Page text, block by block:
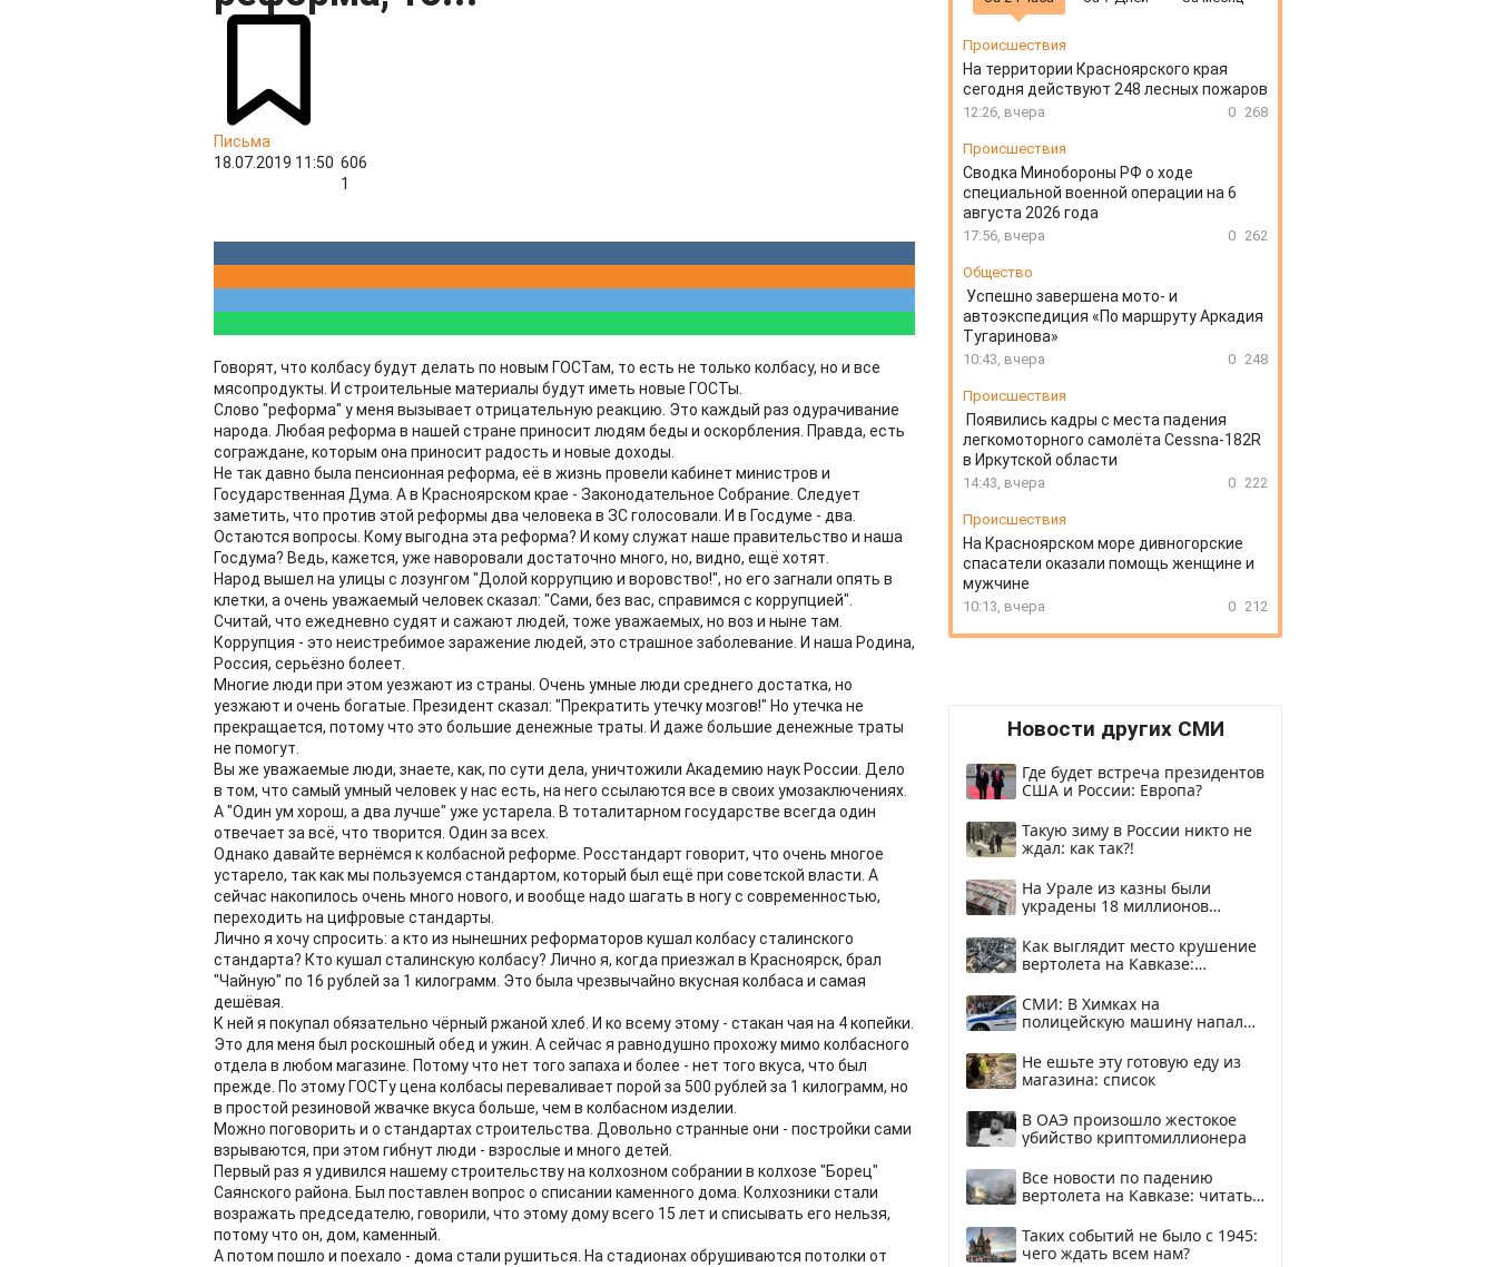
Письма
18.07.2019 11:50 606
1
Говорят, что колбасу будут делать по новым ГОСТам, то есть не только колбасу, но и все
мясопродукты. И строительные материалы будут иметь новые ГОСТы.
Слово "реформа" у меня вызывает отрицательную реакцию. Это каждый раз одурачивание
народа. Любая реформа в нашей стране приносит людям беды и оскорбления. Правда, есть
сограждане, которым она приносит радость и новые доходы.
Не так давно была пенсионная реформа, её в жизнь провели кабинет министров и
Государственная Дума. А в Красноярском крае - Законодательное Собрание. Следует
заметить, что против этой реформы два человека в ЗС голосовали. И в Госдуме - два.
Остаются вопросы. Кому выгодна эта реформа? И кому служат наше правительство и наша
Госдума? Ведь, кажется, уже наворовали достаточно много, но, видно, ещё хотят.
Народ вышел на улицы с лозунгом "Долой коррупцию и воровство!", но его загнали опять в
клетки, а очень уважаемый человек сказал: "Сами, без вас, справимся с коррупцией".
Считай, что ежедневно судят и сажают людей, тоже уважаемых, но воз и ныне там.
Коррупция - это неистребимое заражение людей, это страшное заболевание. И наша Родина,
Россия, серьёзно болеет.
Многие люди при этом уезжают из страны. Очень умные люди среднего достатка, но
уезжают и очень богатые. Президент сказал: "Прекратить утечку мозгов!" Но утечка не
прекращается, потому что это большие денежные траты. И даже большие денежные траты
не помогут.
Вы же уважаемые люди, знаете, как, по сути дела, уничтожили Академию наук России. Дело
в том, что самый умный человек у нас есть, на него ссылаются все в своих умозаключениях.
А "Один ум хорош, а два лучше" уже устарела. В тоталитарном государстве всегда один
отвечает за всё, что творится. Один за всех.
Однако давайте вернёмся к колбасной реформе. Росстандарт говорит, что очень многое
устарело, так как мы пользуемся стандартом, который был ещё при советской власти. А
сейчас накопилось очень много нового, и вообще надо шагать в ногу с современностью,
переходить на цифровые стандарты.
Лично я хочу спросить: а кто из нынешних реформаторов кушал колбасу сталинского
стандарта? Кто кушал сталинскую колбасу? Лично я, когда приезжал в Красноярск, брал
"Чайную" по 16 рублей за 1 килограмм. Это была чрезвычайно вкусная колбаса и самая
дешёвая.
К ней я покупал обязательно чёрный ржаной хлеб. И ко всему этому - стакан чая на 4 копейки.
Это для меня был роскошный обед и ужин. А сейчас я равнодушно прохожу мимо колбасного
отдела в любом магазине. Потому что нет того запаха и более - нет того вкуса, что был
прежде. По этому ГОСТу цена колбасы переваливает порой за 500 рублей за 1 килограмм, но
в простой резиновой жвачке вкуса больше, чем в колбасном изделии.
Можно поговорить и о стандартах строительства. Довольно странные они - постройки сами
взрываются, при этом гибнут люди - взрослые и много детей.
Первый раз я удивился нашему строительству на колхозном собрании в колхозе "Борец"
Саянского района. Был поставлен вопрос о списании каменного дома. Колхозники стали
возражать председателю, говорили, что этому дому всего 15 лет и списывать его нельзя,
потому что он, дом, каменный.
А потом пошло и поехало - дома стали рушиться. На стадионах обрушиваются потолки от
Происшествия
На территории Красноярского края
сегодня действуют 248 лесных пожаров
12:26, вчера 0 268
Происшествия
Сводка Минобороны РФ о ходе
специальной военной операции на 6
августа 2026 года
17:56, вчера 0 262
Общество
Успешно завершена мото- и
автоэкспедиция «По маршруту Аркадия
Тугаринова»
10:43, вчера 0 248
Происшествия
Появились кадры с места падения
легкомоторного самолёта Cessna-182R
в Иркутской области
14:43, вчера 0 222
Происшествия
На Красноярском море дивногорские
спасатели оказали помощь женщине и
мужчине
10:13, вчера 0 212
Новости других СМИ
Где будет встреча президентов
США и России: Европа?
Такую зиму в России никто не
ждал: как так?!
На Урале из казны были
украдены 18 миллионов
Как выглядит место крушение
вертолета на Кавказе:
СМИ: В Химках на
полицейскую машину напали
Не ешьте эту готовую еду из
магазина: список
В ОАЭ произошло жестокое
убийство криптомиллионера
Все новости по падению
вертолета на Кавказе: читать
Таких событий не было с 1945:
чего ждать всем нам?